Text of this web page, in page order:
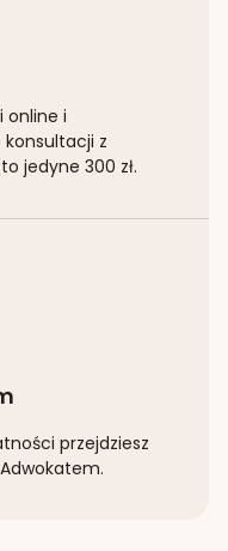
online i
z
jedyne 300 zł.
przejdziesz